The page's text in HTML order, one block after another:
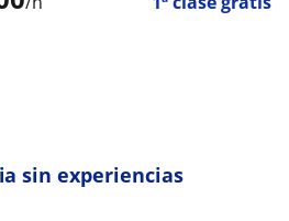
sin experiencias